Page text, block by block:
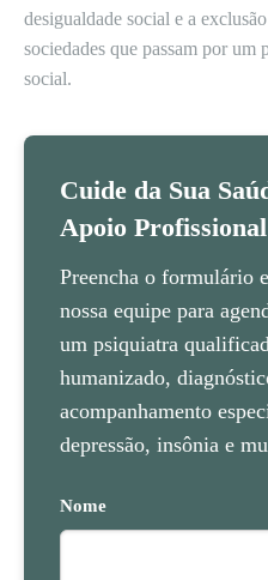
desigualdade social e a
sociedades que passam por um
social.
Cuide da Sua
Apoio Profissional
Preencha o formulário
nossa equipe para
um psiquiatra
humanizado,
acompanhamento
depressão, insônia e
Nome